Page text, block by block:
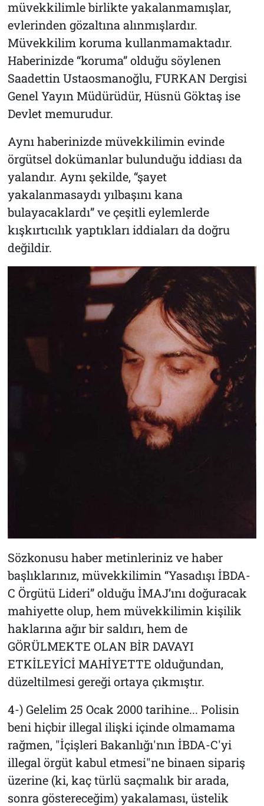
müvekkilimle birlikte yakalanmamışlar,
evlerinden gözaltına alınmışlardır.
Müvekkilim koruma kullanmamaktadır.
Haberinizde “koruma” olduğu söylenen
Saadettin Ustaosmanoğlu, FURKAN Dergisi
Genel Yayın Müdürüdür, Hüsnü Göktaş ise
Devlet memurudur.
Aynı haberinizde müvekkilimin evinde
örgütsel dokümanlar bulunduğu iddiası da
yalandır. Aynı şekilde, “şayet
yakalanmasaydı yılbaşını kana
bulayacaklardı” ve çeşitli eylemlerde
kışkırtıcılık yaptıkları iddiaları da doğru
değildir.
Sözkonusu haber metinleriniz ve haber
başlıklarınız, müvekkilimin “Yasadışı İBDA-
C Örgütü Lideri” olduğu İMAJ’ını doğuracak
mahiyette olup, hem müvekkilimin kişilik
haklarına ağır bir saldırı, hem de
GÖRÜLMEKTE OLAN BİR DAVAYI
ETKİLEYİCİ MAHİYETTE olduğundan,
düzeltilmesi gereği ortaya çıkmıştır.
4-) Gelelim 25 Ocak 2000 tarihine... Polisin
beni hiçbir illegal ilişki içinde olmamama
rağmen, "İçişleri Bakanlığı'nın İBDA-C'yi
illegal örgüt kabul etmesi"ne binaen sipariş
üzerine (ki, kaç türlü saçmalık bir arada,
sonra göstereceğim) yakalaması, üstelik